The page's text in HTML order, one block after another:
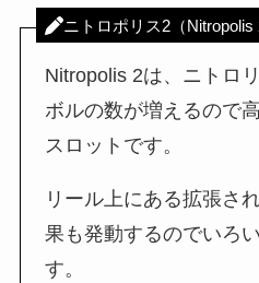
ニトロポリス2（
Nitropolis 2は、ニトロ
ボルの数が増えるので
スロットです。
リール上にある拡張さ
果も発動するのでいろ
す。